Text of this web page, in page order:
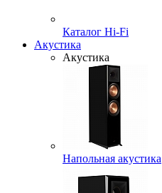
Каталог Hi-Fi
Акустика
Акустика
Напольная акустика